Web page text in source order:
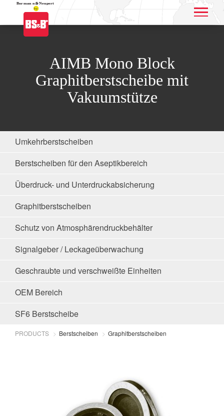
Application name
AIMB Mono Block
Graphitberstscheibe mit
Vakuumstütze
Umkehrberstscheiben
Berstscheiben für den Aseptikbereich
Überdruck- und Unterdruckabsicherung
Graphitberstscheiben
Schutz von Atmosphärendruckbehälter
Signalgeber / Leckageüberwachung
Geschraubte und verschweißte Einheiten
OEM Bereich
SF6 Berstscheibe
PRODUCTS Berstscheiben Graphitberstscheiben